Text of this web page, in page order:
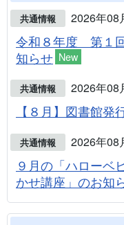
共通情報 2026年08
令和８年度 第１
知らせ New
共通情報 2026年08
【８月】図書館発
共通情報 2026年08
９月の「ハロー
かせ講座」のお知